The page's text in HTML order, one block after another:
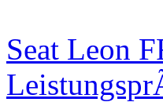
Seat Leon